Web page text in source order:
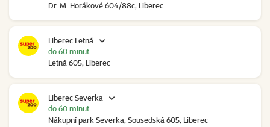
Dr. M. Horákové 604/88c, Liberec
Liberec Letná
Letná 605, Liberec
do 60 minut
Liberec Severka
Nákupní park Severka, Sousedská 605, Liberec
do 60 minut